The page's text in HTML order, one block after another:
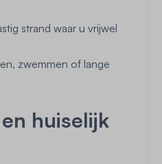
strand waar u vrijwel
zwemmen of lange
huiselijk